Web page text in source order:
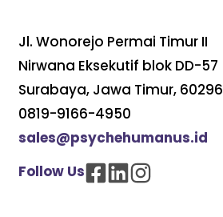
Jl. Wonorejo Permai Timur II
Nirwana Eksekutif blok DD-57
Surabaya, Jawa Timur, 60296
0819-9166-4950
sales@psychehumanus.id
Follow Us